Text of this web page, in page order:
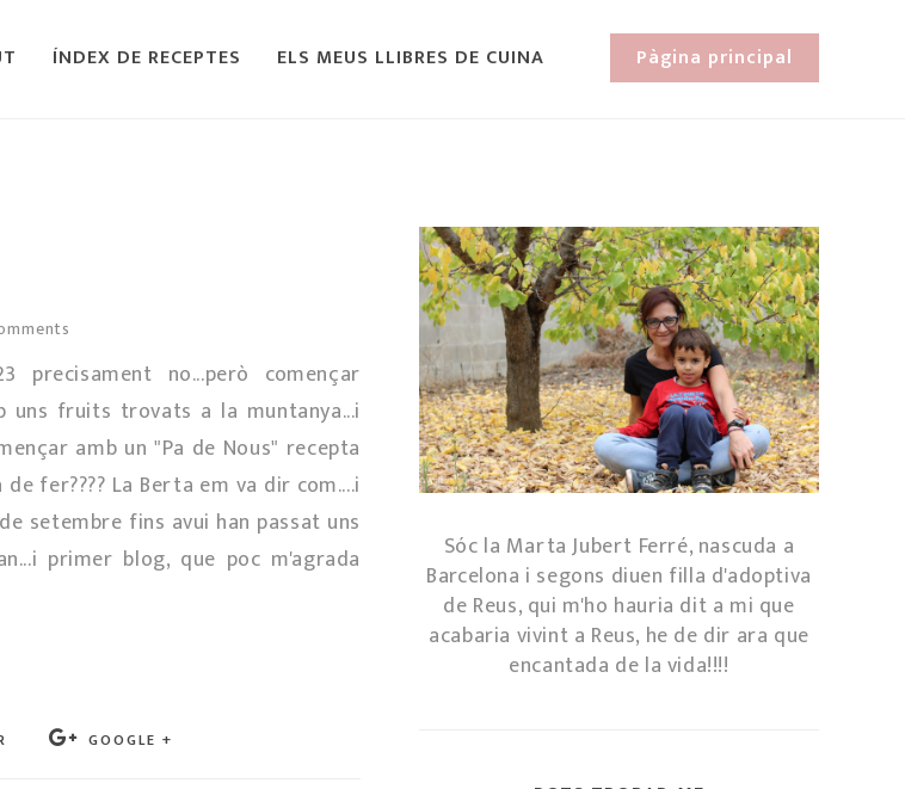
ÍNDEX DE RECEPTES ELS MEUS LLIBRES DE CUINA Pàgina principal
no...però començar
uns fruits trovats a la muntanya...i
amb un "Pa de Nous" recepta
fer???? La Berta em va dir com....i
setembre fins avui han passat uns
primer blog, que poc m'agrada
GOOGLE +
Sóc la Marta Jubert Ferré, nascuda a
Barcelona i segons diuen filla d'adoptiva
de Reus, qui m'ho hauria dit a mi que
acabaria vivint a Reus, he de dir ara que
encantada de la vida!!!!